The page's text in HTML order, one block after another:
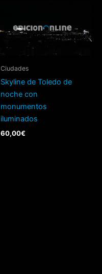
Ciudades
Skyline de Toledo de
noche con
monumentos
iluminados
60,00€